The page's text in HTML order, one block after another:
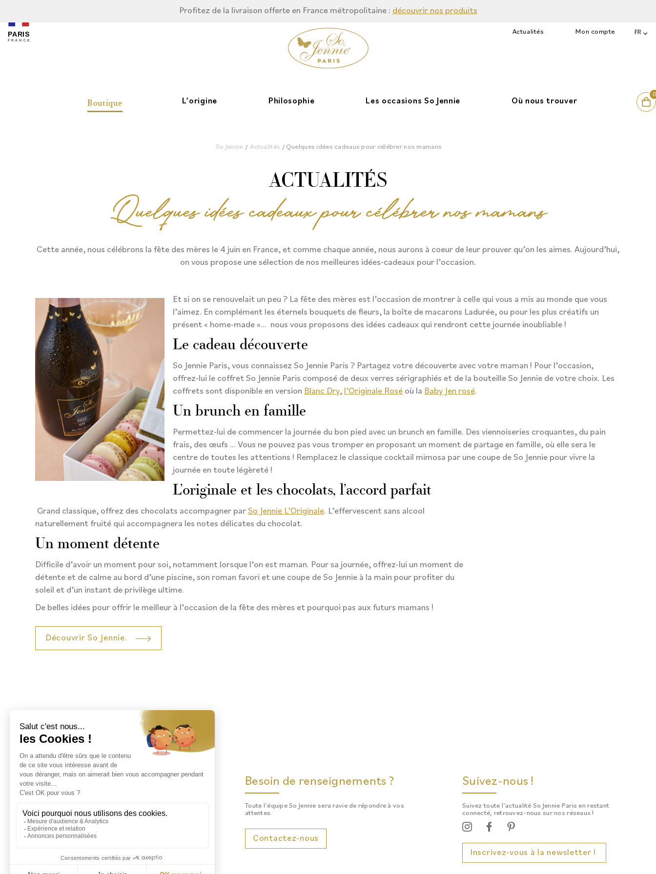
Profitez de la livraison offerte en France métropolitaine : découvrir nos produits
Actualités Mon compte FR
Boutique L’origine Philosophie Les occasions So Jennie Où nous trouver
0
So Jennie / Actualités / Quelques idées cadeaux pour célébrer nos mamans
ACTUALITÉS
Quelques idées cadeaux pour célébrer nos mamans
Cette année, nous célébrons la fête des mères le 4 juin en France, et comme chaque année, nous aurons à coeur de leur prouver qu’on les aimes. Aujourd’hui,
on vous propose une sélection de nos meilleures idées-cadeaux pour l’occasion.
Et si on se renouvelait un peu ? La fête des mères est l’occasion de montrer à celle qui vous a mis au monde que vous
l’aimez. En complément les éternels bouquets de fleurs, la boîte de macarons Ladurée, ou pour les plus créatifs un
présent « home-made »… nous vous proposons des idées cadeaux qui rendront cette journée inoubliable !
Le cadeau découverte
So Jennie Paris, vous connaissez So Jennie Paris ? Partagez votre découverte avec votre maman ! Pour l’occasion,
offrez-lui le coffret So Jennie Paris composé de deux verres sérigraphiés et de la bouteille So Jennie de votre choix. Les
coffrets sont disponible en version Blanc Dry, l’Originale Rosé où la Baby Jen rosé.
Un brunch en famille
Permettez-lui de commencer la journée du bon pied avec un brunch en famille. Des viennoiseries croquantes, du pain
frais, des œufs … Vous ne pouvez pas vous tromper en proposant un moment de partage en famille, où elle sera le
centre de toutes les attentions ! Remplacez le classique cocktail mimosa par une coupe de So Jennie pour vivre la
journée en toute légèreté !
L’originale et les chocolats, l’accord parfait
Grand classique, offrez des chocolats accompagner par So Jennie L’Originale. L’effervescent sans alcool
naturellement fruité qui accompagnera les notes délicates du chocolat.
Un moment détente
Difficile d’avoir un moment pour soi, notamment lorsque l’on est maman. Pour sa journée, offrez-lui un moment de
détente et de calme au bord d’une piscine, son roman favori et une coupe de So Jennie à la main pour profiter du
soleil et d’un instant de privilège ultime.
De belles idées pour offrir le meilleur à l’occasion de la fête des mères et pourquoi pas aux futurs mamans !
Découvrir So Jennie.
So Jennie Paris
accompagne à chaque instant de votre vie. A la table
d’un restaurant Parisien ou lors d’un vol à l’autre
bout du monde, réalisez vos envies autour d’un
verre de So Jennie Paris.
Besoin de renseignements ?
Toute l’équipe So Jennie sera ravie de répondre à vos
attentes.
Contactez-nous
Suivez-nous !
Suivez toute l’actualité So Jennie Paris en restant
connecté, retrouvez-nous sur nos réseaux !
Inscrivez-vous à la newsletter !